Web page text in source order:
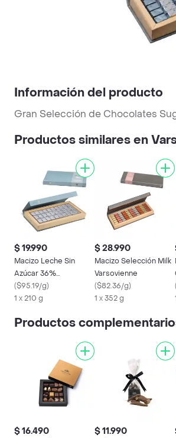
Información del producto
Gran Selección de Chocolates
Productos similares en
$ 19.990
Macizo Leche Sin
Azúcar 36%
Varsovienne
($95.19/g)
1 x 210 g
$ 28.990
Macizo Selección Milk
Varsovienne
($82.36/g)
1 x 352 g
Productos
$ 16.490 $ 11.990